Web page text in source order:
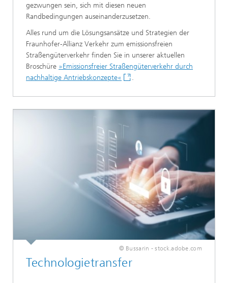
gezwungen sein, sich mit diesen neuen
Randbedingungen auseinanderzusetzen.
Alles rund um die Lösungsansätze und Strategien der
Fraunhofer-Allianz Verkehr zum emissionsfreien
Straßengüterverkehr finden Sie in unserer aktuellen
Broschüre »Emissionsfreier Straßengüterverkehr durch
nachhaltige Antriebskonzepte«
.
© Bussarin - stock.adobe.com
Technologietransfer